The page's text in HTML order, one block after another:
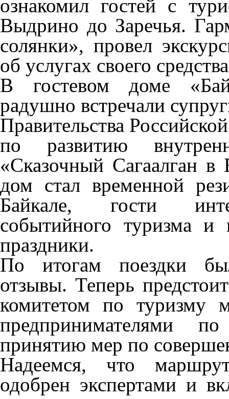
ознакомил гостей с
Выдрино до Заречья.
солянки», провел
об услугах своего
В гостевом доме
радушно встречали
Правительства
по развитию
«Сказочный Сагаалган
дом стал временной
Байкале, гости
событийного туризма и
праздники.
По итогам поездки
отзывы. Теперь
комитетом по туризму
предпринимателями
принятию мер по
Надеемся, что
одобрен экспертами и